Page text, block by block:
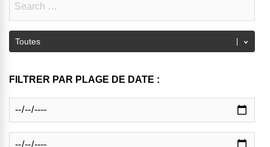
FILTRER PAR PLAGE DE DATE :